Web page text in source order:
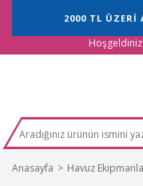
2000 TL ÜZERİ
Hoşgeldiniz!
Anasayfa Havuz